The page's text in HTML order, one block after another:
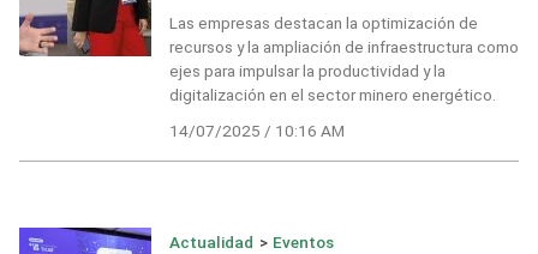
Las empresas destacan la optimización de
recursos y la ampliación de infraestructura como
ejes para impulsar la productividad y la
digitalización en el sector minero energético.
14/07/2025 / 10:16 AM
Actualidad > Eventos